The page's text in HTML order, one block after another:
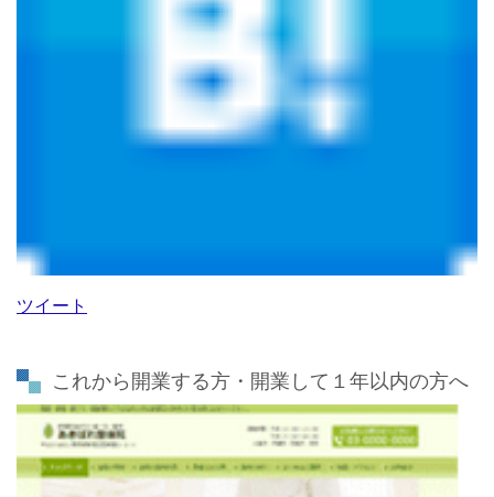
ツイート
これから開業する方・開業して１年以内の方へ